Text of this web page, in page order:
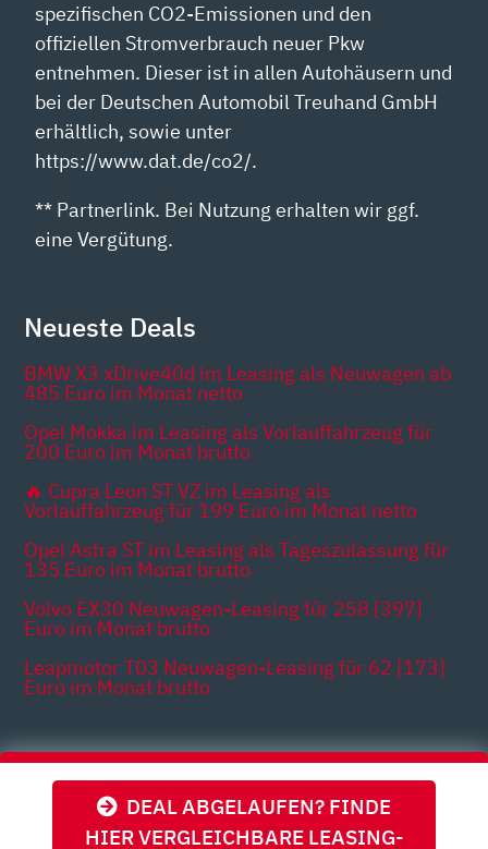
DEAL ABGELAUFEN? FINDE
HIER VERGLEICHBARE LEASING-
spezifischen CO2-Emissionen und den
offiziellen Stromverbrauch neuer Pkw
entnehmen. Dieser ist in allen Autohäusern und
bei der Deutschen Automobil Treuhand GmbH
erhältlich, sowie unter
https://www.dat.de/co2/.
** Partnerlink. Bei Nutzung erhalten wir ggf.
eine Vergütung.
Neueste Deals
BMW X3 xDrive40d im Leasing als Neuwagen ab
485 Euro im Monat netto
Opel Mokka im Leasing als Vorlauffahrzeug für
200 Euro im Monat brutto
🔥 Cupra Leon ST VZ im Leasing als
Vorlauffahrzeug für 199 Euro im Monat netto
Opel Astra ST im Leasing als Tageszulassung für
135 Euro im Monat brutto
Volvo EX30 Neuwagen-Leasing für 258 [397]
Euro im Monat brutto
Leapmotor T03 Neuwagen-Leasing für 62 [173]
Euro im Monat brutto